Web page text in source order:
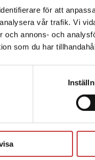
för att
vår trafik. Vi
och annons- och
som du har
Det verkar
enhet utanför
Sverige. För